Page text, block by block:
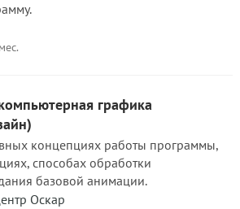
графика
концепциях работы программы,
способах обработки
базовой анимации.
Оскар